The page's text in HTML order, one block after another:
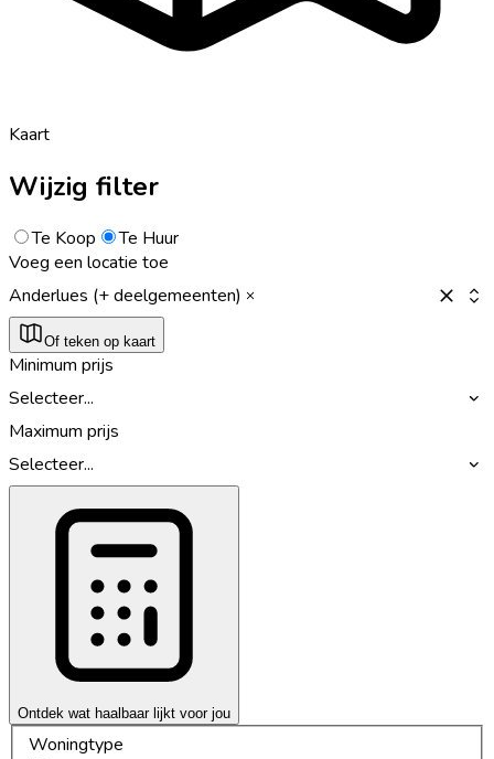
Kaart
Wijzig filter
Te Koop
Te Huur
Voeg een locatie toe
Anderlues (+ deelgemeenten)
Of teken op kaart
Minimum prijs
Selecteer...
Maximum prijs
Selecteer...
Ontdek wat haalbaar lijkt voor jou
Woningtype